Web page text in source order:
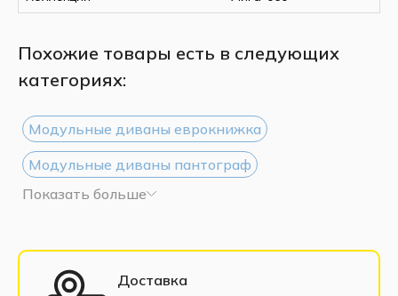
Похожие товары есть в следующих
категориях:
Модульные диваны еврокнижка
Модульные диваны пантограф
Модульные диваны дельфин
Белые модульные диваны
Показать больше
Доставка